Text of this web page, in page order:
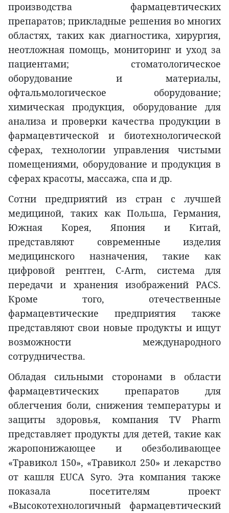
производства фармацевтических
препаратов; прикладные решения во многих
областях, таких как диагностика, хирургия,
неотложная помощь, мониторинг и уход за
пациентами; стоматологическое
оборудование и материалы,
офтальмологическое оборудование;
химическая продукция, оборудование для
анализа и проверки качества продукции в
фармацевтической и биотехнологической
сферах, технологии управления чистыми
помещениями, оборудование и продукция в
сферах красоты, массажа, спа и др.
Сотни предприятий из стран с лучшей
медициной, таких как Польша, Германия,
Южная Корея, Япония и Китай,
представляют современные изделия
медицинского назначения, такие как
цифровой рентген, C-Arm, система для
передачи и хранения изображений PACS.
Кроме того, отечественные
фармацевтические предприятия также
представляют свои новые продукты и ищут
возможности международного
сотрудничества.
Обладая сильными сторонами в области
фармацевтических препаратов для
облегчения боли, снижения температуры и
защиты здоровья, компания TV Pharm
представляет продукты для детей, такие как
жаропонижающее и обезболивающее
«Травикол 150», «Травикол 250» и лекарство
от кашля EUCA Syro. Эта компания также
показала посетителям проект
«Высокотехнологичный фармацевтический